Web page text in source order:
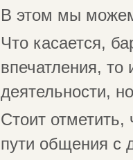
В этом мы
Что касается,
впечатления,
деятельности,
Стоит отметить,
пути общения с